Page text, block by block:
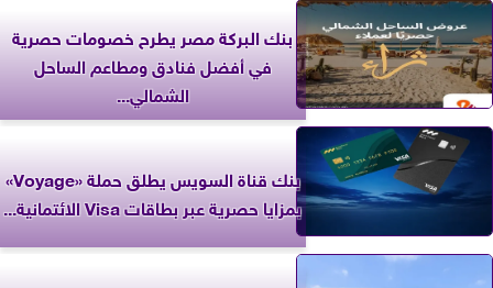
بنك البركة مصر يطرح خصومات حصرية
في أفضل فنادق ومطاعم الساحل
الشمالي...
بنك قناة السويس يطلق حملة «Voyage»
بمزايا حصرية عبر بطاقات Visa الائتمانية...